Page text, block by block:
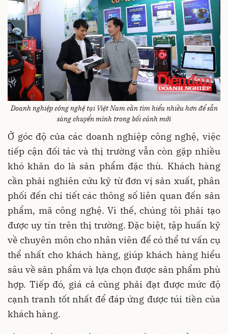
Doanh nghiệp công nghệ tại Việt Nam cần tìm hiểu nhiều hơn để sẵn
sàng chuyển mình trong bối cảnh mới
Ở góc độ của các doanh nghiệp công nghệ, việc
tiếp cận đối tác và thị trường vẫn còn gặp nhiều
khó khăn do là sản phẩm đặc thù. Khách hàng
cần phải nghiên cứu kỹ từ đơn vị sản xuất, phân
phối đến chi tiết các thông số liên quan đến sản
phẩm, mã công nghệ. Vì thế, chúng tôi phải tạo
được uy tín trên thị trường. Đặc biệt, tập huấn kỹ
về chuyên môn cho nhân viên để có thể tư vấn cụ
thể nhất cho khách hàng, giúp khách hàng hiểu
sâu về sản phẩm và lựa chọn được sản phẩm phù
hợp. Tiếp đó, giá cả cũng phải đạt được mức độ
cạnh tranh tốt nhất để đáp ứng được túi tiền của
khách hàng.